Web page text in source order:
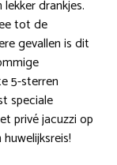
drankjes.
tot de
gevallen is dit
5-sterren
speciale
privé jacuzzi op